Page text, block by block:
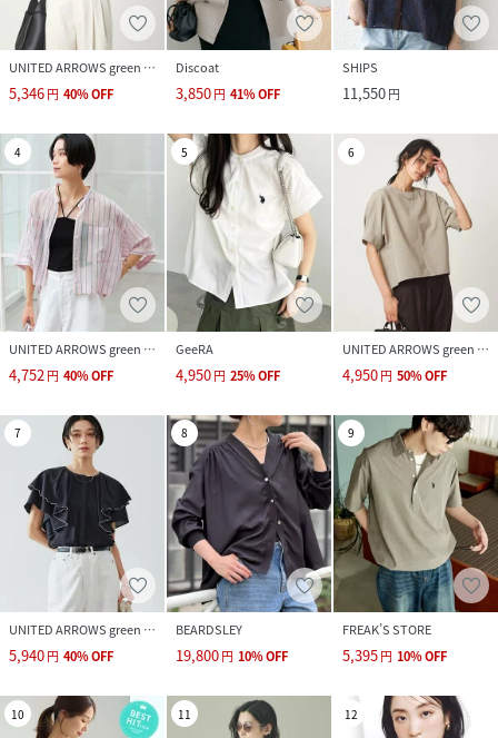
UNITED ARROWS green label relaxing
5,346円 40%OFF
Discoat
3,850円 41%OFF
SHIPS
11,550円
4
UNITED ARROWS green label relaxing
4,752円 40%OFF
5
GeeRA
4,950円 25%OFF
6
UNITED ARROWS green label relaxing
4,950円 50%OFF
7
UNITED ARROWS green label relaxing
5,940円 40%OFF
8
BEARDSLEY
19,800円 10%OFF
9
FREAK’S STORE
5,395円 10%OFF
10 11 12